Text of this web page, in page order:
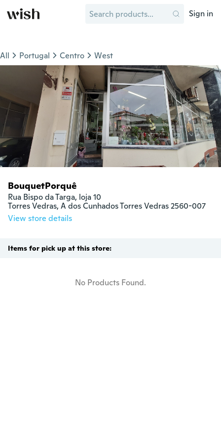
Sign in
All Portugal Centro West
BouquetPorquê
Rua Bispo da Targa, loja 10
Torres Vedras, A dos Cunhados Torres Vedras 2560-007
View store details
Items for pick up at this store:
No Products Found.